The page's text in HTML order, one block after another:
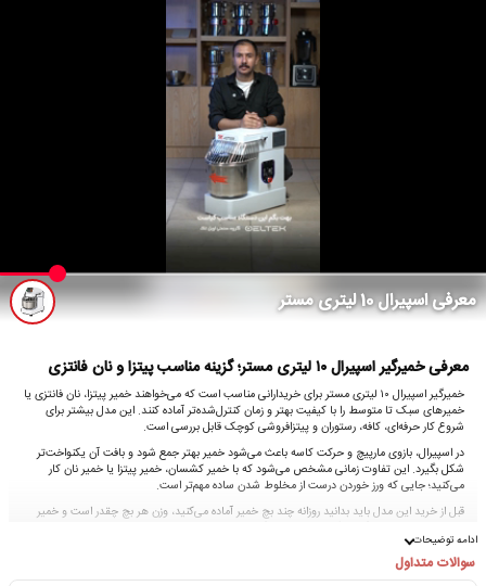
معرفی اسپیرال 10 لیتری مستر
معرفی خمیرگیر اسپیرال ۱۰ لیتری مستر؛ گزینه مناسب پیتزا و نان فانتزی
خمیرگیر اسپیرال ۱۰ لیتری مستر برای خریدارانی مناسب است که می‌خواهند خمیر پیتزا، نان فانتزی یا
خمیرهای سبک تا متوسط را با کیفیت بهتر و زمان کنترل‌شده‌تر آماده کنند. این مدل بیشتر برای
شروع کار حرفه‌ای، کافه، رستوران و پیتزافروشی کوچک قابل بررسی است.
در اسپیرال، بازوی مارپیچ و حرکت کاسه باعث می‌شود خمیر بهتر جمع شود و بافت آن یکنواخت‌تر
شکل بگیرد. این تفاوت زمانی مشخص می‌شود که با خمیر کشسان، خمیر پیتزا یا خمیر نان کار
می‌کنید؛ جایی که ورز خوردن درست از مخلوط شدن ساده مهم‌تر است.
قبل از خرید این مدل باید بدانید روزانه چند بچ خمیر آماده می‌کنید، وزن هر بچ چقدر است و خمیر
مدل‌های ظرفیت بالاتر را هم بررسی کنید.
نکات مهم قبل از خرید
ادامه توضیحات
سوالات متداول